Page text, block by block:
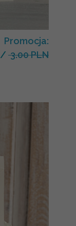
Promocja:
/ 3.00 PLN